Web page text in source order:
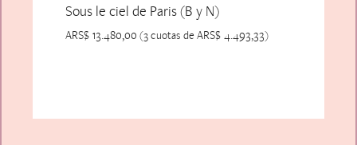
Sous le ciel de Paris (B y N)
ARS$13.480,00 (3 cuotas de ARS$4.493,33)